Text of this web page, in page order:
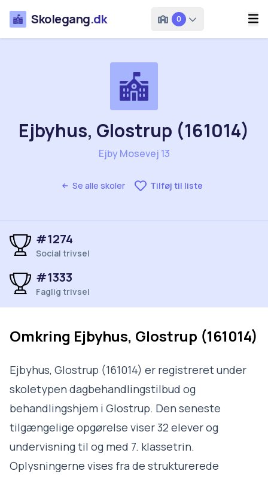
Skolegang.dk 0
Se alle skoler Tilføj til liste
Ejbyhus, Glostrup (161014)
Ejby Mosevej 13
#1274
Social trivsel
#1333
Faglig trivsel
Omkring Ejbyhus, Glostrup (161014)
Ejbyhus, Glostrup (161014) er registreret under
skoletypen dagbehandlingstilbud og
behandlingshjem i Glostrup. Den seneste
tilgængelige opgørelse viser 32 elever og
undervisning til og med 7. klassetrin.
Oplysningerne vises fra de strukturerede